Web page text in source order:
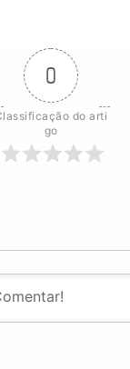
0
do arti
go